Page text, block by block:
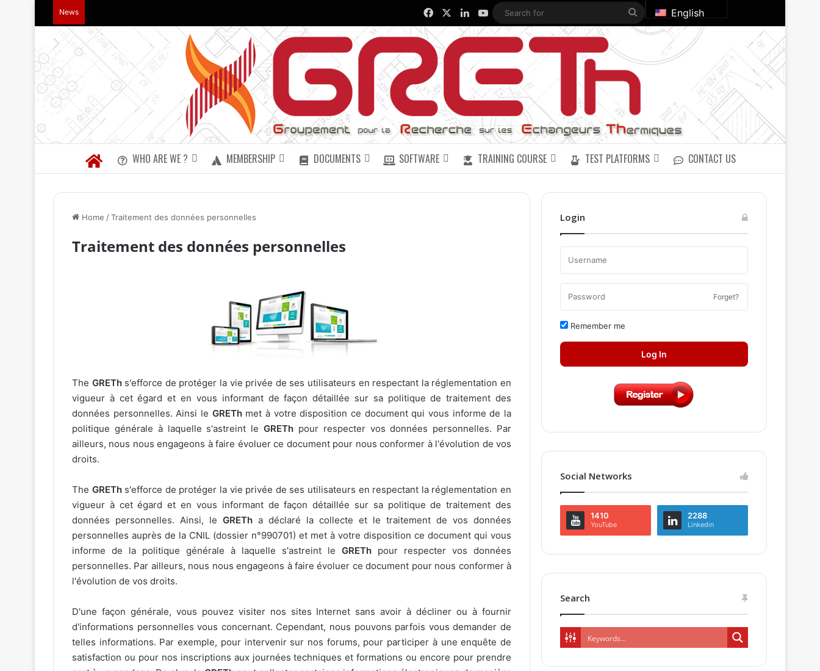
News FacebookLinkedInYouTube
Search
for
English
WHO ARE WE ? MEMBERSHIP DOCUMENTS SOFTWARE TRAINING COURSE TEST PLATFORMS CONTACT US
Home /Traitement des données personnelles
Traitement des données personnelles
The GREThs'efforce de protéger la vie privée de ses utilisateurs en respectant la réglementation en
vigueur à cet égard et en vous informant de façon détaillée sur sa politique de traitement des
données personnelles. Ainsi le GREThmet à votre disposition ce document qui vous informe de la
politique générale à laquelle s'astreint le GRETh pour respecter vos données personnelles. Par
ailleurs, nous nous engageons à faire évoluer ce document pour nous conformer à l'évolution de vos
droits.
The GREThs'efforce de protéger la vie privée de ses utilisateurs en respectant la réglementation en
vigueur à cet égard et en vous informant de façon détaillée sur sa politique de traitement des
données personnelles. Ainsi, le GRETh a déclaré la collecte et le traitement de vos données
personnelles auprès de la CNIL (dossier n°990701) et met à votre disposition ce document qui vous
informe de la politique générale à laquelle s'astreint le GRETh pour respecter vos données
personnelles. Par ailleurs, nous nous engageons à faire évoluer ce document pour nous conformer à
l'évolution de vos droits.
D'une façon générale, vous pouvez visiter nos sites Internet sans avoir à décliner ou à fournir
d'informations personnelles vous concernant. Cependant, nous pouvons parfois vous demander de
telles informations. Par exemple, pour intervenir sur nos forums, pour participer à une enquête de
satisfaction ou pour nos inscriptions aux journées techniques et formations ou encore pour prendre
Login
Forget?
Remember me
Log In
Social Networks
1410
YouTube
2288
Linkedin
Search